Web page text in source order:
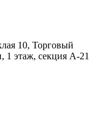
10, Торговый
1 этаж, секция А-21